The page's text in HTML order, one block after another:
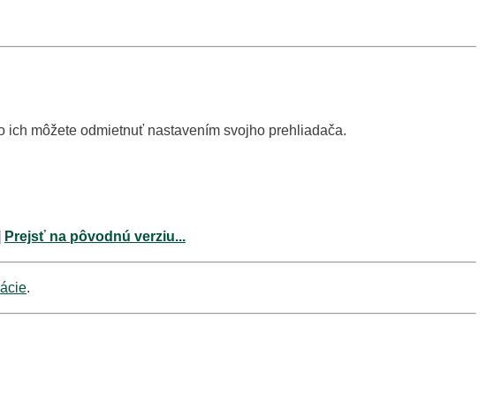
môžete odmietnuť nastavením svojho prehliadača.
Prejsť na pôvodnú verziu...
.